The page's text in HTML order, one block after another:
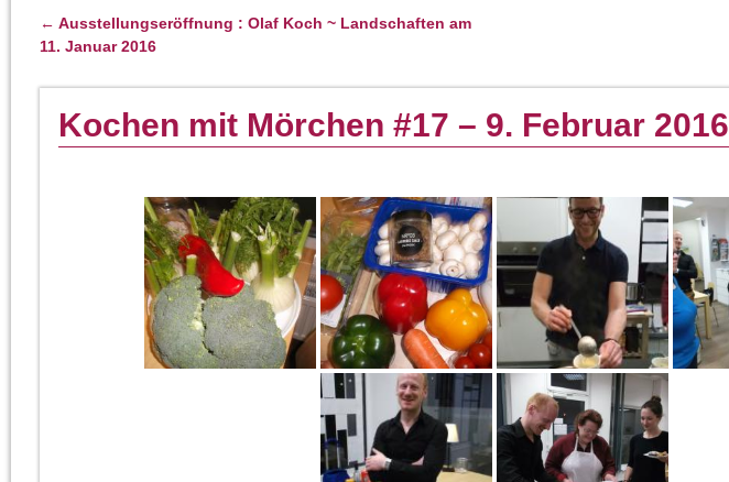
Artikelnavigation
← Ausstellungseröffnung : Olaf Koch ~ Landschaften am
11. Januar 2016
Kochen mit Mörchen #17 – 9. Februar 2016